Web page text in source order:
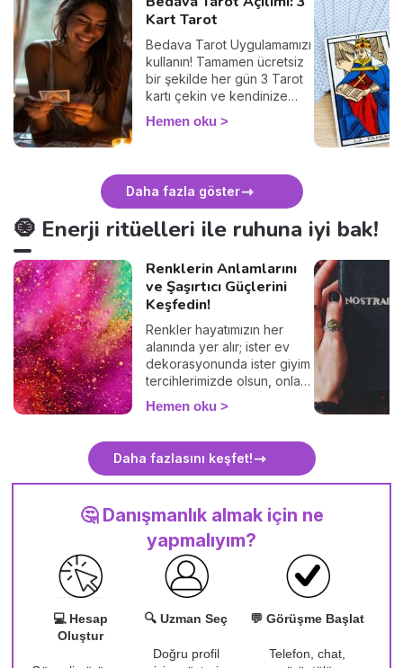
Kart Tarot
Bedava Tarot Uygulamamızı
kullanın! Tamamen ücretsiz
bir şekilde her gün 3 Tarot
kartı çekin ve kendinize
ayıracağınız birkaç
dakikayla içsel
şu an içinde bulunduğunuz
durumu anlamak,
farkındalığınızı artırmak için
Hemen oku
Daha fazla göster
🧿 Enerji ritüelleri ile ruhuna iyi bak!
Renklerin Anlamlarını
ve Şaşırtıcı Güçlerini
Keşfedin!
Renkler hayatımızın her
alanında yer alır; ister ev
dekorasyonunda ister giyim
tercihlerimizde olsun, onları
her gün kullanırız. Ancak
çoğu kişi bilmez ki, her renk
sahiptir. Bu anlamları doğru
kullanarak aşkı, şansı ve
uyumu hayatınıza
ne anlama geldiğini hemen
keşfedin!
Hemen oku
Daha fazlasını keşfet!
🤔 Danışmanlık almak için ne
yapmalıyım?
💻 Hesap
Oluştur
🔍 Uzman Seç
Doğru profil
💬 Görüşme Başlat
Telefon, chat,